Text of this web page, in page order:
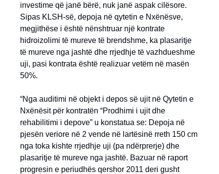
investime që janë bërë, nuk janë aspak cilësore.
Sipas KLSH-së, depoja në qytetin e Nxënësve,
megjithëse i është nënshtruar një kontrate
hidroizolimi të mureve të brendshme, ka plasaritje
të mureve nga jashtë dhe rrjedhje të vazhdueshme
uji, pasi kontrata është realizuar vetëm në masën
50%.
“Nga auditimi në objekt i depos së ujit në Qytetin e
Nxënësit për kontratën “Prodhimi i ujit dhe
rehabilitimi i depove” u konstatua se: Depoja në
pjesën veriore në 2 vende në lartësinë rreth 150 cm
nga toka kishte rrjedhje uji (pa ndërprerje) dhe
plasaritje të mureve nga jashtë. Bazuar në raport
progresin e periudhës qershor 2011 deri gusht